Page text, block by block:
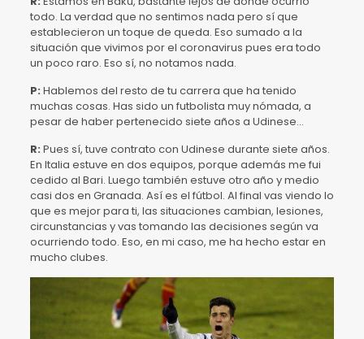
todo. La verdad que no sentimos nada pero sí que
establecieron un toque de queda. Eso sumado a la
situación que vivimos por el coronavirus pues era todo
un poco raro. Eso sí, no notamos nada.
P: Hablemos del resto de tu carrera que ha tenido
muchas cosas. Has sido un futbolista muy nómada, a
pesar de haber pertenecido siete años a Udinese…
R: Pues sí, tuve contrato con Udinese durante siete años.
En Italia estuve en dos equipos, porque además me fui
cedido al Bari. Luego también estuve otro año y medio
casi dos en Granada. Así es el fútbol. Al final vas viendo lo
que es mejor para ti, las situaciones cambian, lesiones,
circunstancias y vas tomando las decisiones según va
ocurriendo todo. Eso, en mi caso, me ha hecho estar en
mucho clubes.